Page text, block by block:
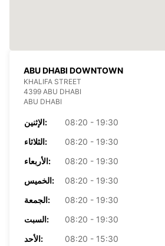
ABU DHABI DOWNTOWN
KHALIFA STREET
4399 ABU DHABI
ABU DHABI
الإثنين:
08:20 - 19:30
الثلاثاء:
08:20 - 19:30
الأربعاء:
08:20 - 19:30
الخميس:
08:20 - 19:30
الجمعة:
08:20 - 19:30
السبت:
08:20 - 19:30
الأحد:
08:20 - 15:30